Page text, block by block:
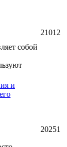
собой
21012
и
20251